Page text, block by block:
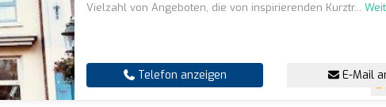
Vielzahl von Angeboten, die von inspirierenden Kurztr...
Telefon anzeigen E-Mail